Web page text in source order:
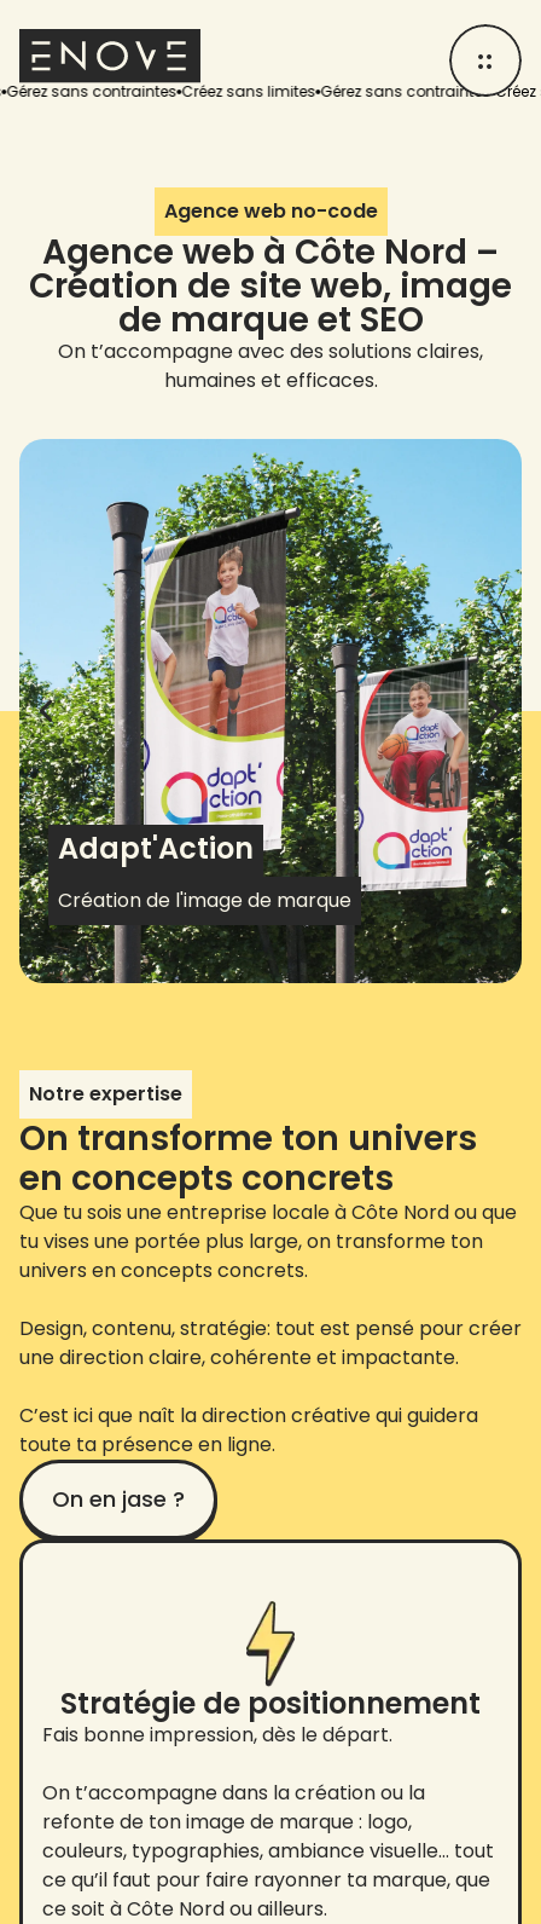
contraintes Créez sans limites Gérez sans contraintes Créez sans
Agence web no-code
Agence web à Côte Nord –
Création de site web, image
de marque et SEO
On t’accompagne avec des solutions claires,
humaines et efficaces.
Adapt'Action
Création de l'image de marque
Notre expertise
On transforme ton univers
en concepts concrets
Que tu sois une entreprise locale à Côte Nord ou que
tu vises une portée plus large, on transforme ton
univers en concepts concrets.
Design, contenu, stratégie: tout est pensé pour créer
une direction claire, cohérente et impactante.
C’est ici que naît la direction créative qui guidera
toute ta présence en ligne.
On en jase ?
Stratégie de positionnement
Fais bonne impression, dès le départ.
On t’accompagne dans la création ou la
refonte de ton image de marque : logo,
couleurs, typographies, ambiance visuelle… tout
ce qu’il faut pour faire rayonner ta marque, que
ce soit à Côte Nord ou ailleurs.